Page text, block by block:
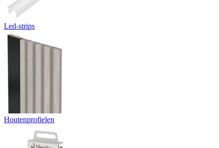
Led-strips
Houtenprofielen